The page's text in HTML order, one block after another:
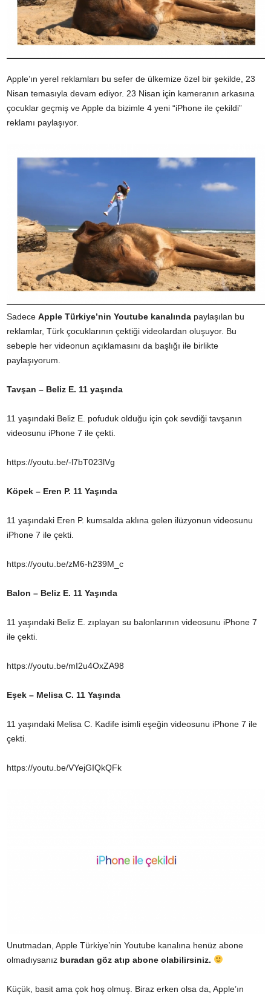
Apple’ın yerel reklamları bu sefer de ülkemize özel bir şekilde, 23
Nisan temasıyla devam ediyor. 23 Nisan için kameranın arkasına
çocuklar geçmiş ve Apple da bizimle 4 yeni “iPhone ile çekildi”
reklamı paylaşıyor.
Sadece Apple Türkiye’nin Youtube kanalında paylaşılan bu
reklamlar, Türk çocuklarının çektiği videolardan oluşuyor. Bu
sebeple her videonun açıklamasını da başlığı ile birlikte
paylaşıyorum.
Tavşan – Beliz E. 11 yaşında
11 yaşındaki Beliz E. pofuduk olduğu için çok sevdiği tavşanın
videosunu iPhone 7 ile çekti.
https://youtu.be/-l7bT023lVg
Köpek – Eren P. 11 Yaşında
11 yaşındaki Eren P. kumsalda aklına gelen ilüzyonun videosunu
iPhone 7 ile çekti.
https://youtu.be/zM6-h239M_c
Balon – Beliz E. 11 Yaşında
11 yaşındaki Beliz E. zıplayan su balonlarının videosunu iPhone 7
ile çekti.
https://youtu.be/mI2u4OxZA98
Eşek – Melisa C. 11 Yaşında
11 yaşındaki Melisa C. Kadife isimli eşeğin videosunu iPhone 7 ile
çekti.
https://youtu.be/VYejGIQkQFk
Unutmadan, Apple Türkiye’nin Youtube kanalına henüz abone
olmadıysanız buradan göz atıp abone olabilirsiniz.
Küçük, basit ama çok hoş olmuş. Biraz erken olsa da, Apple’ın